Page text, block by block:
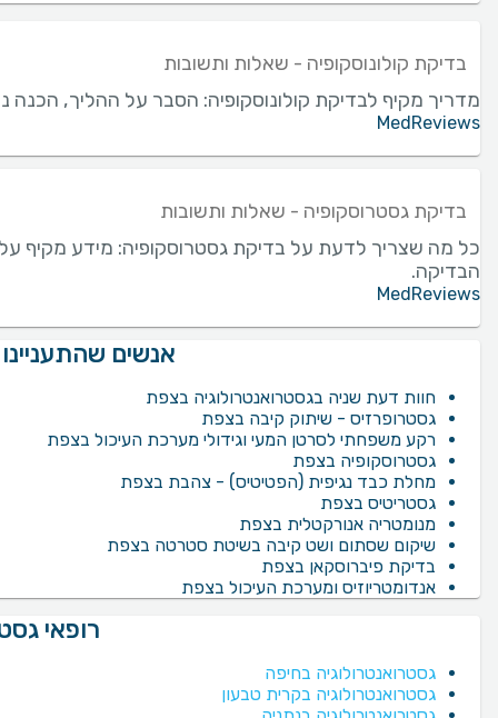
בדיקת קולונוסקופיה - שאלות ותשובות
מדריך מקיף לבדיקת קולונוסקופיה: הסבר על ההליך, הכנה
MedReviews
בדיקת גסטרוסקופיה - שאלות ותשובות
כל מה שצריך לדעת על בדיקת גסטרוסקופיה: מידע מקיף
הבדיקה.
MedReviews
אנשים
חוות דעת שניה בגסטרואנטרולוגיה בצפת
גסטרופרזיס - שיתוק קיבה בצפת
רקע משפחתי לסרטן המעי וגידולי מערכת העיכול בצפת
גסטרוסקופיה בצפת
מחלת כבד נגיפית (הפטיטיס) - צהבת בצפת
גסטריטיס בצפת
מנומטריה אנורקטלית בצפת
שיקום שסתום ושט קיבה בשיטת סטרטה בצפת
בדיקת פיברוסקאן בצפת
אנדומטריוזיס ומערכת העיכול בצפת
רופאי
גסטרואנטרולוגיה בחיפה
גסטרואנטרולוגיה בקרית טבעון